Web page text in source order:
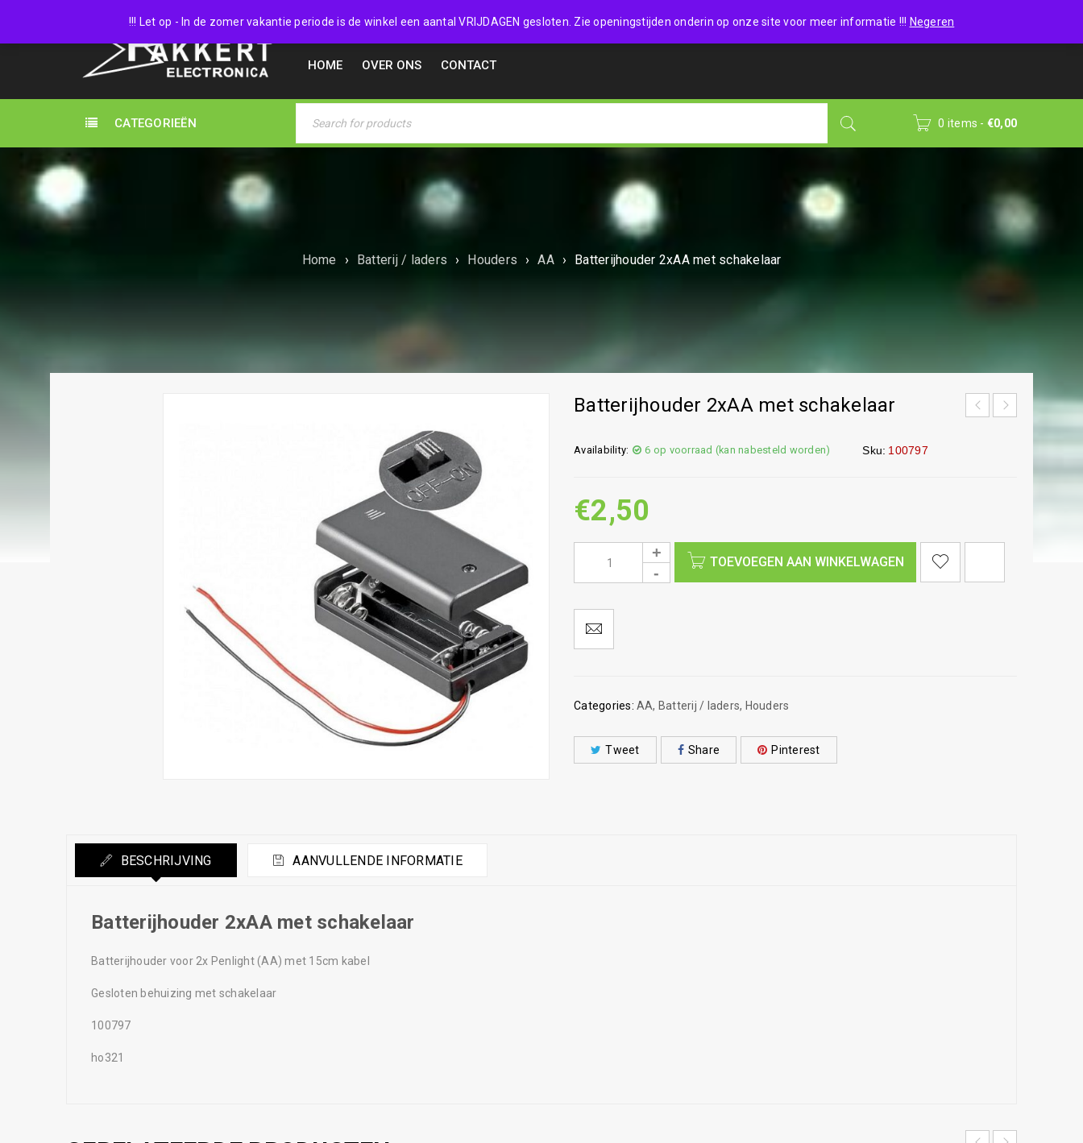
!!! Let op - In de zomer vakantie periode is de winkel een aantal VRIJDAGEN gesloten. Zie openingstijden onderin op onze site voor meer informatie !!! Negeren
038 4532357 Wishlist (0)
HOME OVER ONS CONTACT
CATEGORIEËN 0 items - €0,00
Home › Batterij / laders › Houders › AA › Batterijhouder 2xAA met schakelaar
Batterijhouder 2xAA met schakelaar
Availability: 6 op voorraad (kan nabesteld worden) Sku: 100797
€2,50
TOEVOEGEN AAN WINKELWAGEN
Categories: AA, Batterij / laders, Houders
Tweet Share Pinterest
BESCHRIJVING AANVULLENDE INFORMATIE
Batterijhouder 2xAA met schakelaar
Batterijhouder voor 2x Penlight (AA) met 15cm kabel
Gesloten behuizing met schakelaar
100797
ho321